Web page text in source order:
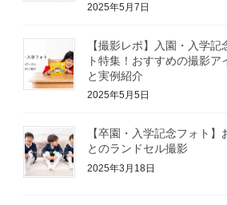
2025年5月7日
【撮影レポ】入園・入学記
ト特集！おすすめの撮影ア
と実例紹介
2025年5月5日
【卒園・入学記念フォト】
とのランドセル撮影
2025年3月18日